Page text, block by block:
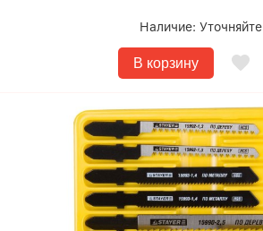
Наличие: Уточняйте
В корзину